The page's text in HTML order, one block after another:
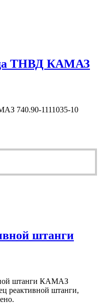
ТНВД КАМАЗ
740.90-1111035-10
штанги
штанги КАМАЗ
реактивной штанги,